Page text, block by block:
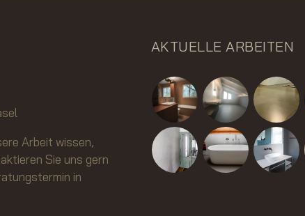
Arbeit wissen,
Sie uns gern
in
AKTUELLE ARBEITEN